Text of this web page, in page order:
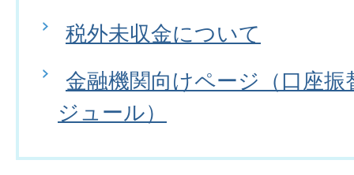
税外未収金について
金融機関向けページ（口座
ジュール）